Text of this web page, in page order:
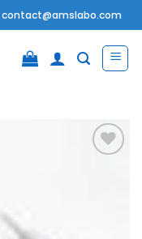
contact@amslabo.com